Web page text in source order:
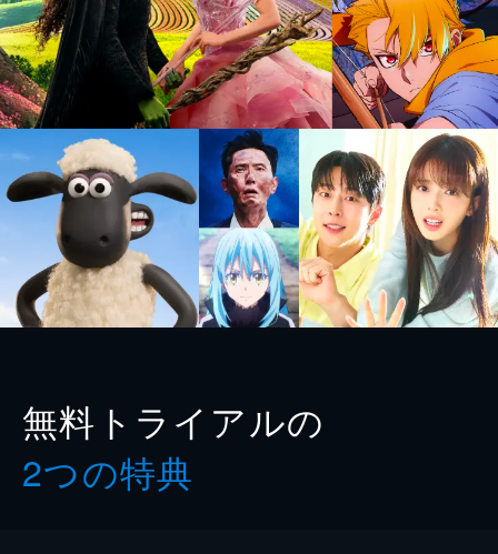
無料トライアルの
2つの特典